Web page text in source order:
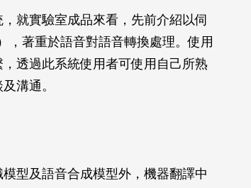
就實驗室成品來看，先前介紹以伺
，著重於語音對語音轉換處理。使用
透過此系統使用者可使用自己所熟
溝通。
型及語音合成模型外，機器翻譯中